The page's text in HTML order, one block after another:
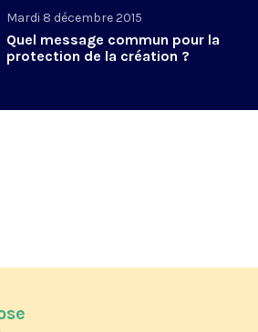
Mardi 8 décembre 2015
Quel message commun pour la
protection de la création ?